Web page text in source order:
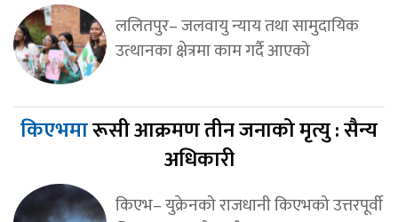
ललितपुर– जलवायु न्याय तथा सामुदायिक
उत्थानका क्षेत्रमा काम गर्दै आएको
किएभमारूसी आक्रमण तीन जनाको मृत्यु : सैन्य
अधिकारी
किएभ– युक्रेनको राजधानी किएभको उत्तरपूर्वी